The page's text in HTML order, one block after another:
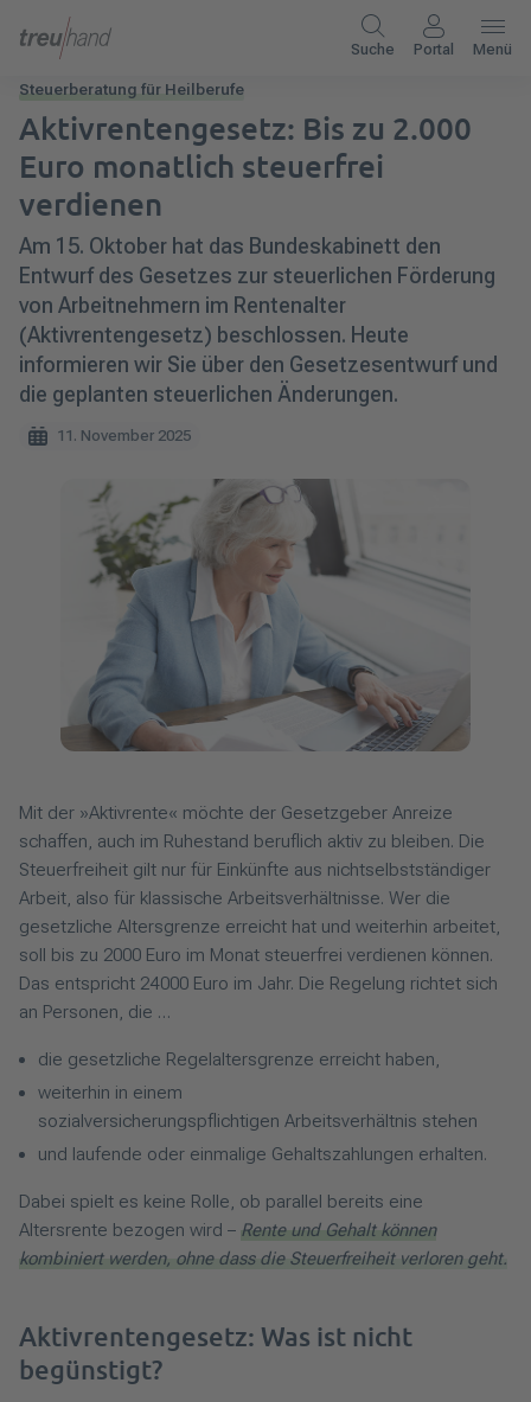
Suche Portal Menü
Steuerberatung für Heilberufe
Aktivrentengesetz: Bis zu 2.000
Euro monatlich steuerfrei
verdienen
Am 15. Oktober hat das Bundeskabinett den
Entwurf des Gesetzes zur steuerlichen Förderung
von Arbeitnehmern im Rentenalter
(Aktivrentengesetz) beschlossen. Heute
informieren wir Sie über den Gesetzesentwurf und
die geplanten steuerlichen Änderungen.
11. November 2025
Mit der »Aktivrente« möchte der Gesetzgeber Anreize
schaffen, auch im Ruhestand beruflich aktiv zu bleiben. Die
Steuerfreiheit gilt nur für Einkünfte aus nichtselbstständiger
Arbeit, also für klassische Arbeitsverhältnisse. Wer die
gesetzliche Altersgrenze erreicht hat und weiterhin arbeitet,
soll bis zu 2000 Euro im Monat steuerfrei verdienen können.
Das entspricht 24 000 Euro im Jahr. Die Regelung richtet sich
an Personen, die …
die gesetzliche Regelaltersgrenze erreicht haben,
weiterhin in einem
sozialversicherungspflichtigen Arbeitsverhältnis stehen
und laufende oder einmalige Gehaltszahlungen erhalten.
Dabei spielt es keine Rolle, ob parallel bereits eine
Altersrente bezogen wird – Rente und Gehalt können
kombiniert werden, ohne dass die Steuerfreiheit verloren geht.
Aktivrentengesetz: Was ist nicht
begünstigt?